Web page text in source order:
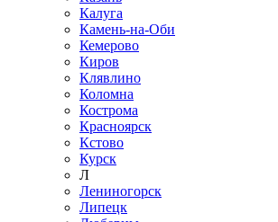
Калуга
Камень-на-Оби
Кемерово
Киров
Клявлино
Коломна
Кострома
Красноярск
Кстово
Курск
Л
Лениногорск
Липецк